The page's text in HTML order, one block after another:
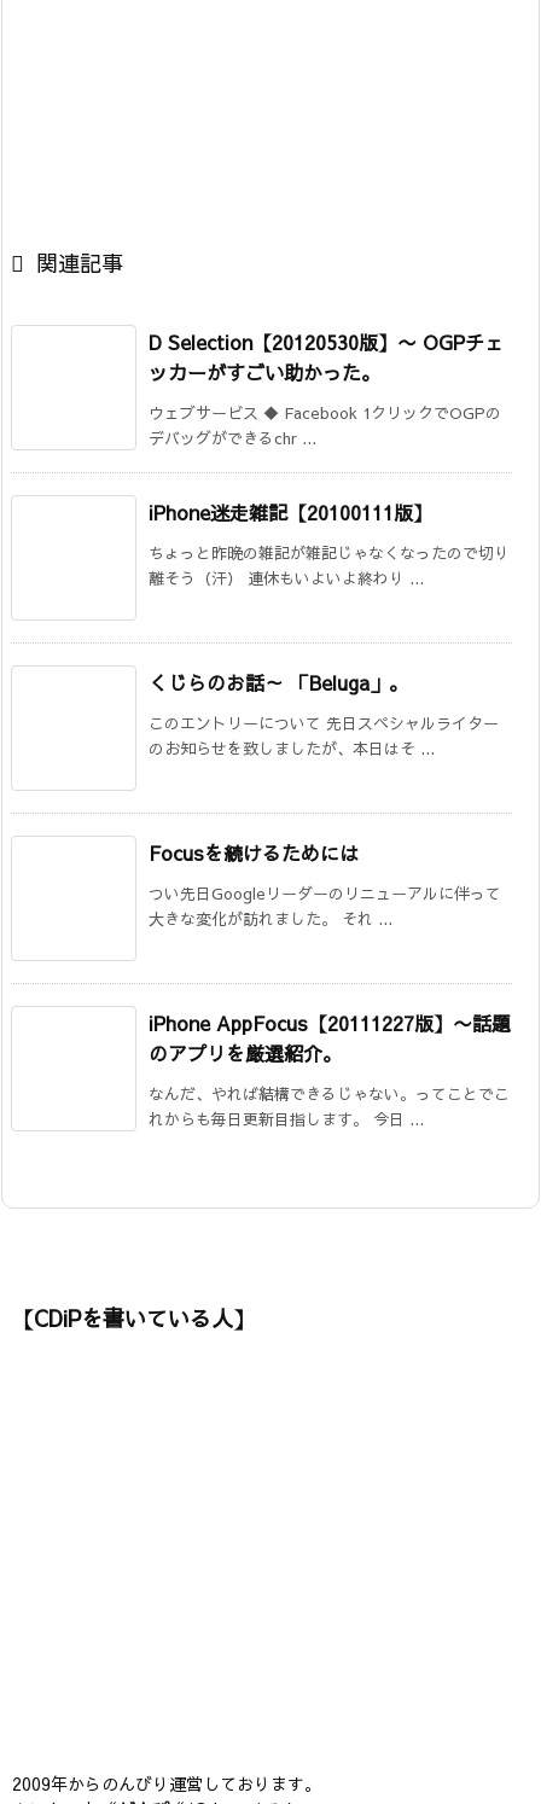
 関連記事
D Selection【20120530版】 〜 OGPチェ
ッカーがすごい助かった。
ウェブサービス ◆ Facebook 1クリックでOGPの
デバッグができるchr ...
iPhone迷走雑記【20100111版】
ちょっと昨晩の雑記が雑記じゃなくなったので切り
離そう（汗） 連休もいよいよ終わり ...
くじらのお話～ 「Beluga」。
このエントリーについて 先日スペシャルライター
のお知らせを致しましたが、本日はそ ...
Focusを続けるためには
つい先日Googleリーダーのリニューアルに伴って
大きな変化が訪れました。 それ ...
iPhone AppFocus【20111227版】〜話題
のアプリを厳選紹介。
なんだ、やれば結構できるじゃない。ってことでこ
れからも毎日更新目指します。 今日 ...
【CDiPを書いている人】
2009年からのんびり運営しております。